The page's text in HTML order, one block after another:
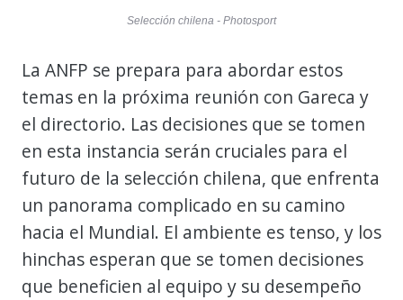
Selección chilena - Photosport
La ANFP se prepara para abordar estos
temas en la próxima reunión con Gareca y
el directorio. Las decisiones que se tomen
en esta instancia serán cruciales para el
futuro de la selección chilena, que enfrenta
un panorama complicado en su camino
hacia el Mundial. El ambiente es tenso, y los
hinchas esperan que se tomen decisiones
que beneficien al equipo y su desempeño